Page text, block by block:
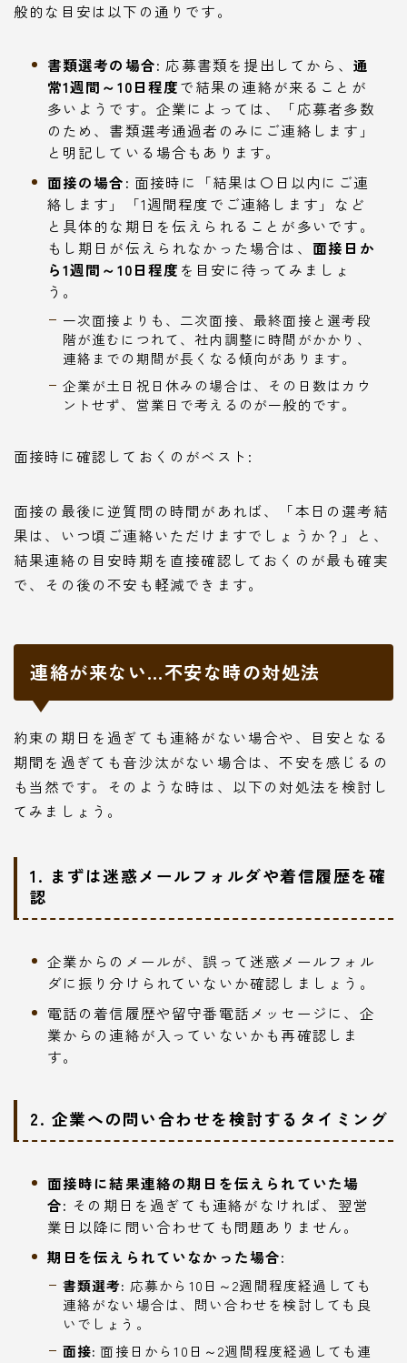
般的な目安は以下の通りです。
書類選考の場合: 応募書類を提出してから、 通
常1週間～10日程度で結果の連絡が来ることが
多いようです。企業によっては、「応募者多数
のため、書類選考通過者のみにご連絡します」
と明記している場合もあります。
面接の場合: 面接時に「結果は〇日以内にご連
絡します」「1週間程度でご連絡します」など
と具体的な期日を伝えられることが多いです。
もし期日が伝えられなかった場合は、 面接日か
ら1週間～10日程度 を目安に待ってみましょ
う。
一次面接よりも、二次面接、最終面接と選考段
階が進むにつれて、社内調整に時間がかかり、
連絡までの期間が長くなる傾向があります。
企業が土日祝日休みの場合は、その日数はカウ
ントせず、営業日で考えるのが一般的です。
面接時に確認しておくのがベスト:
面接の最後に逆質問の時間があれば、「本日の選考結
果は、いつ頃ご連絡いただけますでしょうか？」と、
結果連絡の目安時期を直接確認しておくのが最も確実
で、その後の不安も軽減できます。
連絡が来ない…不安な時の対処法
約束の期日を過ぎても連絡がない場合や、目安となる
期間を過ぎても音沙汰がない場合は、不安を感じるの
も当然です。そのような時は、以下の対処法を検討し
てみましょう。
1. まずは迷惑メールフォルダや着信履歴を確
認
企業からのメールが、誤って迷惑メールフォル
ダに振り分けられていないか確認しましょう。
電話の着信履歴や留守番電話メッセージに、企
業からの連絡が入っていないかも再確認しま
す。
2. 企業への問い合わせを検討するタイミング
面接時に結果連絡の期日を伝えられていた場
合: その期日を過ぎても連絡がなければ、翌営
業日以降に問い合わせても問題ありません。
期日を伝えられていなかった場合:
書類選考: 応募から10日～2週間程度経過しても
連絡がない場合は、問い合わせを検討しても良
いでしょう。
面接: 面接日から10日～2週間程度経過しても連